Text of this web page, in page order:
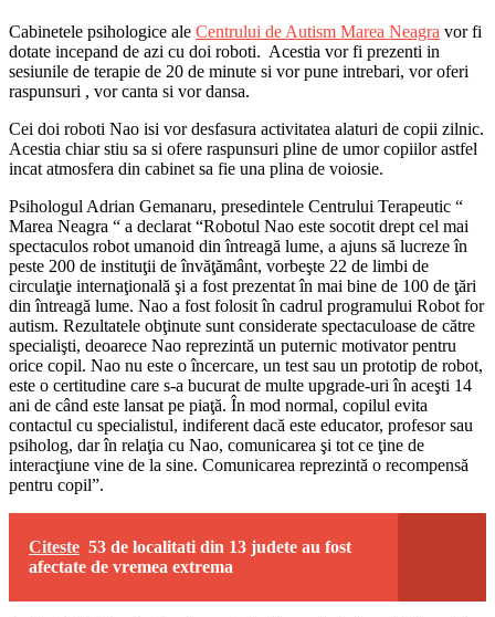
Cabinetele psihologice ale Centrului de Autism Marea Neagra vor fi
dotate incepand de azi cu doi roboti. Acestia vor fi prezenti in
sesiunile de terapie de 20 de minute si vor pune intrebari, vor oferi
raspunsuri , vor canta si vor dansa.
Cei doi roboti Nao isi vor desfasura activitatea alaturi de copii zilnic.
Acestia chiar stiu sa si ofere raspunsuri pline de umor copiilor astfel
incat atmosfera din cabinet sa fie una plina de voiosie.
Psihologul Adrian Gemanaru, presedintele Centrului Terapeutic “
Marea Neagra “ a declarat “Robotul Nao este socotit drept cel mai
spectaculos robot umanoid din întreagă lume, a ajuns să lucreze în
peste 200 de instituţii de învăţământ, vorbeşte 22 de limbi de
circulaţie internaţională şi a fost prezentat în mai bine de 100 de ţări
din întreagă lume. Nao a fost folosit în cadrul programului Robot for
autism. Rezultatele obţinute sunt considerate spectaculoase de către
specialişti, deoarece Nao reprezintă un puternic motivator pentru
orice copil. Nao nu este o încercare, un test sau un prototip de robot,
este o certitudine care s-a bucurat de multe upgrade-uri în aceşti 14
ani de când este lansat pe piaţă. În mod normal, copilul evita
contactul cu specialistul, indiferent dacă este educator, profesor sau
psiholog, dar în relaţia cu Nao, comunicarea şi tot ce ţine de
interacţiune vine de la sine. Comunicarea reprezintă o recompensă
pentru copil”.
Citeste 53 de localitati din 13 judete au fost
afectate de vremea extrema